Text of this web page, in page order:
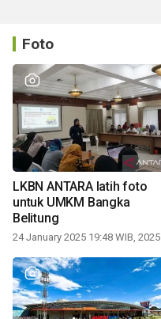
Foto
LKBN ANTARA latih foto
untuk UMKM Bangka
Belitung
24 January 2025 19:48 WIB, 2025